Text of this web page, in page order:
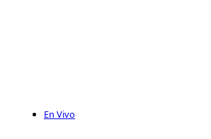
En Vivo